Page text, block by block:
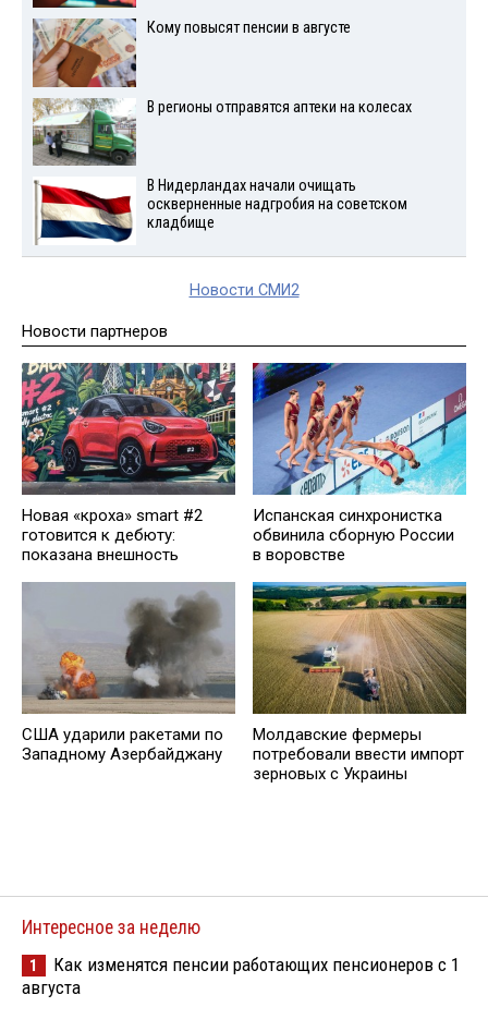
Кому повысят пенсии в августе
В регионы отправятся аптеки на колесах
В Нидерландах начали очищать
оскверненные надгробия на советском
кладбище
Новости СМИ2
Новости партнеров
Новая «кроха» smart #2
готовится к дебюту:
показана внешность
Испанская синхронистка
обвинила сборную России
в воровстве
США ударили ракетами по
Западному Азербайджану
Молдавские фермеры
потребовали ввести импорт
зерновых с Украины
Интересное за неделю
1
Как изменятся пенсии работающих пенсионеров с 1
августа